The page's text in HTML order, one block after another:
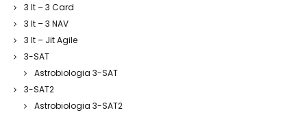
3 It – 3 Card
3 It – 3 NAV
3 It – Jit Agile
3-SAT
Astrobiologia 3-SAT
3-SAT2
Astrobiologia 3-SAT2